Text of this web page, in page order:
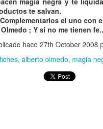
te salvan.
el uno con
; Y si no me tienen
hace 27th October 2008
alberto olmedo magia
8
URUGUAY !
IMÁGENES
EXCLUSIVAS! 🛸👽
CAE OVNI EN URUGUAY !
Imágenes ECLUSIVAS de DOS
OVNIS caídos en el barrio Lezica
Oceanario de Lisboa -